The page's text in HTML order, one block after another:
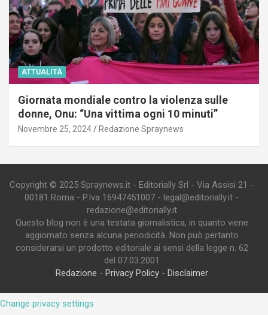
ATTUALITÀ
Giornata mondiale contro la violenza sulle
donne, Onu: “Una vittima ogni 10 minuti”
Novembre 25, 2024 Redazione Spraynews
Copyright © 2025 Spraynews.it - Editorially Srl - Via Assisi 21 -
00181 Roma - P.Iva 16947451007 - legal@editorially.it -
redazione@editorially.it
Questo blog non è una testata giornalistica, in quanto viene
aggiornato senza alcuna periodicità. Non può pertanto
considerarsi un prodotto editoriale ai sensi della legge n. 62
del 07.03.2001
Redazione - Privacy Policy- Disclaimer
Change privacy settings